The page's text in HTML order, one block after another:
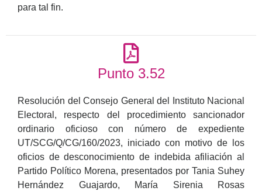
para tal fin.
Punto 3.52
Resolución del Consejo General del Instituto Nacional
Electoral, respecto del procedimiento sancionador
ordinario oficioso con número de expediente
UT/SCG/Q/CG/160/2023, iniciado con motivo de los
oficios de desconocimiento de indebida afiliación al
Partido Político Morena, presentados por Tania Suhey
Hernández Guajardo, María Sirenia Rosas